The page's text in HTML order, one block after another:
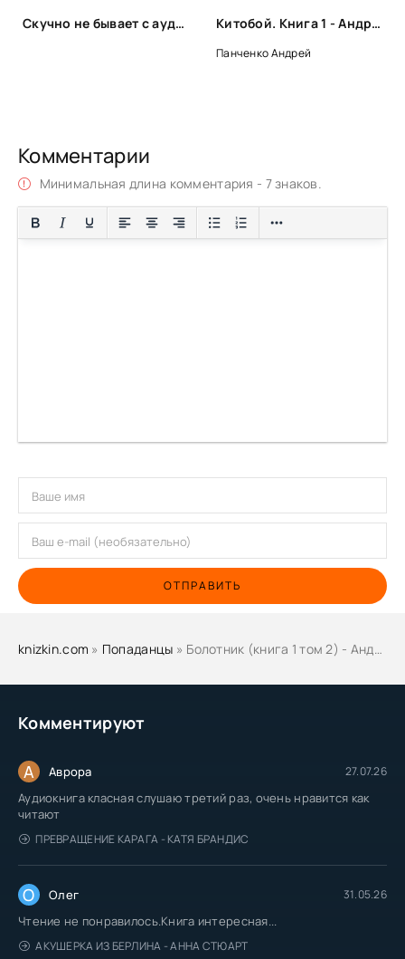
Комментируют
А Аврора 27.07.26
Аудиокнига класная слушаю третий раз, очень нравится как
читают
ПРЕВРАЩЕНИЕ КАРАГА - КАТЯ БРАНДИС
О Олег 31.05.26
Чтение не понравилось.Книга интересная...
АКУШЕРКА ИЗ БЕРЛИНА - АННА СТЮАРТ
Скучно не бывает с аудиокнигами!📚🎧 Китобой. Книга 1 - Андрей Алексеевич Панченко
Панченко Андрей
Комментарии
Минимальная длина комментария - 7 знаков.
ОТПРАВИТЬ
knizkin.com » Попаданцы » Болотник (книга 1 том 2) - Андрей Алексеевич Панченко